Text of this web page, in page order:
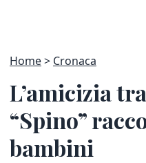
Home Cronaca
L’amicizia
“Spino”
bambini